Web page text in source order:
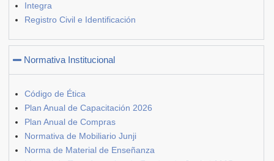
Integra
Registro Civil e Identificación
Normativa Institucional
Código de Ética
Plan Anual de Capacitación 2026
Plan Anual de Compras
Normativa de Mobiliario Junji
Norma de Material de Enseñanza